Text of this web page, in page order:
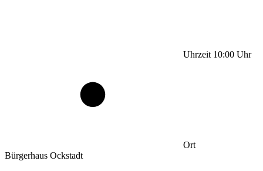
Uhrzeit 10:00 Uhr
Ort
Bürgerhaus Ockstadt